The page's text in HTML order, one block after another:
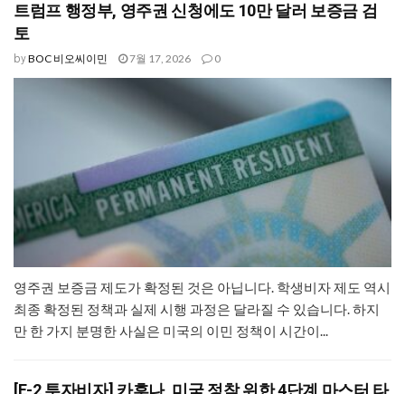
트럼프 행정부, 영주권 신청에도 10만 달러 보증금 검
토
byBOC 비오씨이민 7월 17, 2026 0
영주권 보증금 제도가 확정된 것은 아닙니다. 학생비자 제도 역시
최종 확정된 정책과 실제 시행 과정은 달라질 수 있습니다. 하지
만 한 가지 분명한 사실은 미국의 이민 정책이 시간이...
[E-2 투자비자] 카후나, 미국 정착 위한 4단계 마스터 타